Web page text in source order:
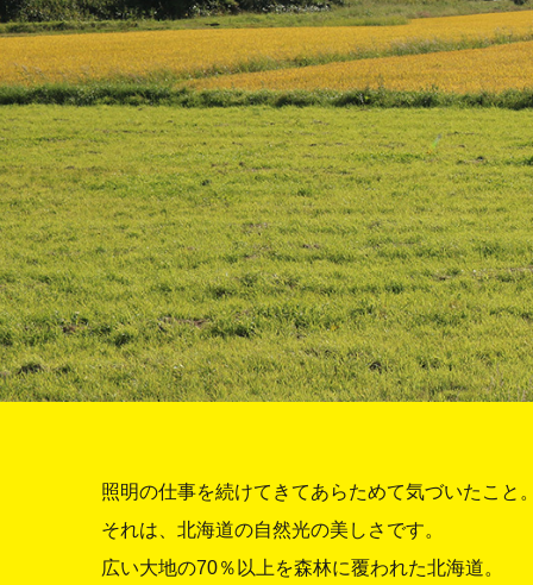
照明の仕事を続けてきてあらためて気づいたこと
それは、北海道の自然光の美しさです。
広い大地の70％以上を森林に覆われた北海道。